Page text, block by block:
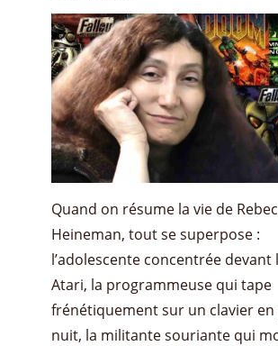
Quand on résume la vie de
Heineman, tout se superpose :
l’adolescente concentrée devant
Atari, la programmeuse qui tape
frénétiquement sur un clavier en
nuit, la militante souriante qui